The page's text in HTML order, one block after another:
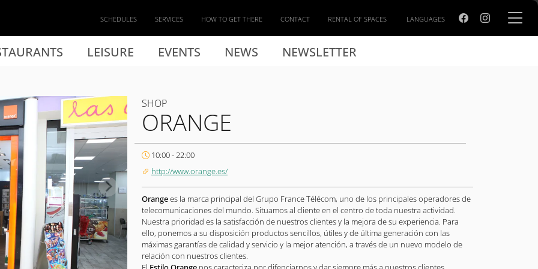
LEISURE EVENTS NEWS NEWSLETTER
SCHEDULES SERVICES HOW TO GET THERE CONTACT RENTAL OF SPACES LANGUAGES
SHOP
ORANGE
10:00 - 22:00
http://www.orange.es/
Orangees la marca principal del Grupo France Télécom, uno de los principales operadores de
telecomunicaciones del mundo. Situamos al cliente en el centro de toda nuestra actividad.
Nuestra prioridad es la satisfacción de nuestros clientes y la mejora de su experiencia. Para
ello, ponemos a su disposición productos sencillos, útiles y de última generación con las
máximas garantías de calidad y servicio y la mejor atención, a través de un nuevo modelo de
relación con nuestros clientes.